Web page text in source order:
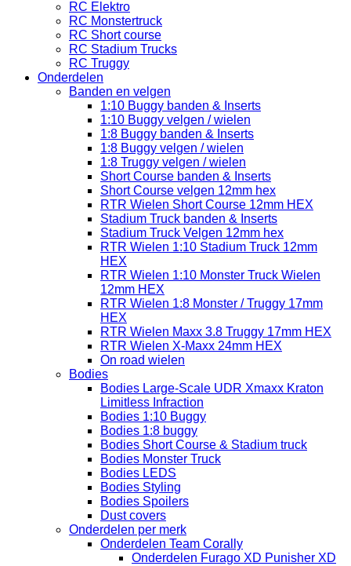
RC Elektro
RC Monstertruck
RC Short course
RC Stadium Trucks
RC Truggy
Onderdelen
Banden en velgen
1:10 Buggy banden & Inserts
1:10 Buggy velgen / wielen
1:8 Buggy banden & Inserts
1:8 Buggy velgen / wielen
1:8 Truggy velgen / wielen
Short Course banden & Inserts
Short Course velgen 12mm hex
RTR Wielen Short Course 12mm HEX
Stadium Truck banden & Inserts
Stadium Truck Velgen 12mm hex
RTR Wielen 1:10 Stadium Truck 12mm
HEX
RTR Wielen 1:10 Monster Truck Wielen
12mm HEX
RTR Wielen 1:8 Monster / Truggy 17mm
HEX
RTR Wielen Maxx 3.8 Truggy 17mm HEX
RTR Wielen X-Maxx 24mm HEX
On road wielen
Bodies
Bodies Large-Scale UDR Xmaxx Kraton
Limitless Infraction
Bodies 1:10 Buggy
Bodies 1:8 buggy
Bodies Short Course & Stadium truck
Bodies Monster Truck
Bodies LEDS
Bodies Styling
Bodies Spoilers
Dust covers
Onderdelen per merk
Onderdelen Team Corally
Onderdelen Furago XD Punisher XD